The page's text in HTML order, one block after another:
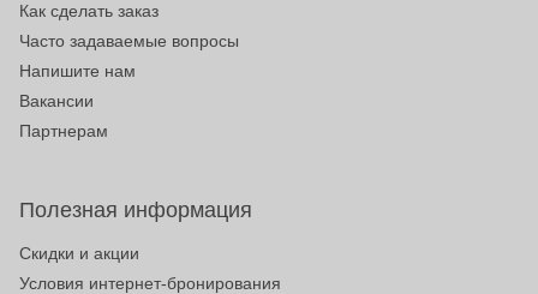
Как сделать заказ
Часто задаваемые вопросы
Напишите нам
Вакансии
Партнерам
Полезная информация
Скидки и акции
Условия интернет-бронирования